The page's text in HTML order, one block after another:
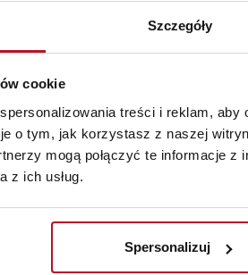
Szczegóły
cookie
treści i reklam, aby
o tym, jak korzystasz z naszej
mogą połączyć te informacje z
z ich usług.
Spersonalizuj